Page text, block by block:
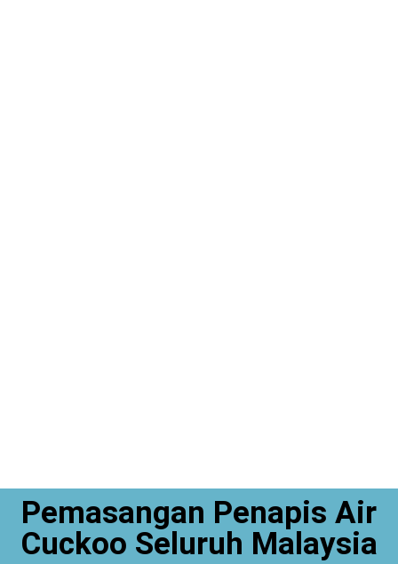
Pemasangan Penapis Air
Cuckoo Seluruh Malaysia